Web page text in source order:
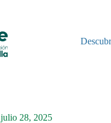
julio 28, 2025